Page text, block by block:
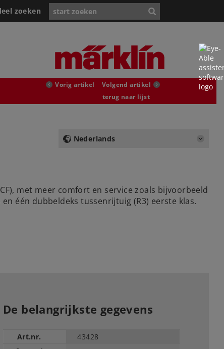
zoeken
Vorig artikel
Volgend artikel
terug naar lijst
Nederlands
met meer comfort en service zoals bijvoorbeeld
één dubbeldeks tussenrijtuig (R3) eerste klas.
De belangrijkste gegevens
Art.nr.
43428